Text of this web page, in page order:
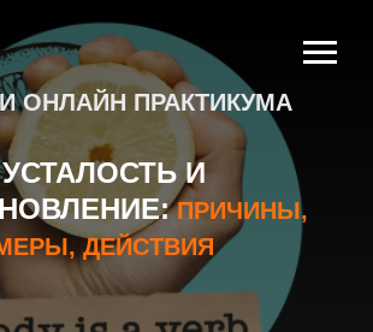
ОНЛАЙН ПРАКТИКУМА
УСТАЛОСТЬ И
ПРИЧИНЫ,
ДЕЙСТВИЯ